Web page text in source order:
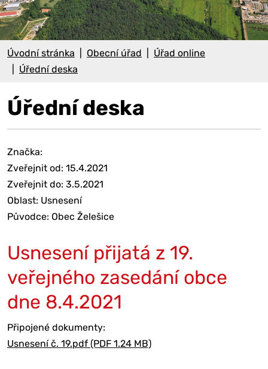
Úvodní stránka Obecní úřad
Úřad online
Úřední deska
Úřední deska
Značka:
Zveřejnit od: 15.4.2021
Zveřejnit do: 3.5.2021
Oblast: Usnesení
Původce: Obec Želešice
Usnesení přijatá z 19.
veřejného zasedání obce
dne 8.4.2021
Připojené dokumenty:
Usnesení č. 19.pdf (PDF 1.24 MB)